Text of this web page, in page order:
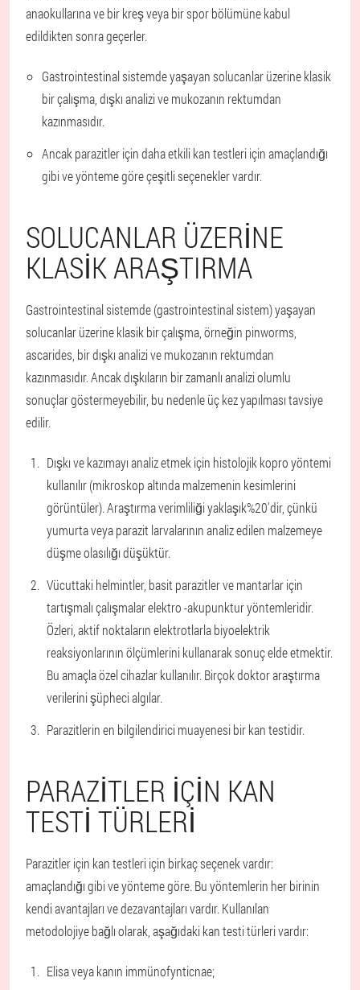
anaokullarına ve bir kreş veya bir spor bölümüne kabul
edildikten sonra geçerler.
Gastrointestinal sistemde yaşayan solucanlar üzerine klasik
bir çalışma, dışkı analizi ve mukozanın rektumdan
kazınmasıdır.
Ancak parazitler için daha etkili kan testleri için amaçlandığı
gibi ve yönteme göre çeşitli seçenekler vardır.
SOLUCANLAR ÜZERINE
KLASIK ARAŞTIRMA
Gastrointestinal sistemde (gastrointestinal sistem) yaşayan
solucanlar üzerine klasik bir çalışma, örneğin pinworms,
ascarides, bir dışkı analizi ve mukozanın rektumdan
kazınmasıdır. Ancak dışkıların bir zamanlı analizi olumlu
sonuçlar göstermeyebilir, bu nedenle üç kez yapılması tavsiye
edilir.
Dışkı ve kazımayı analiz etmek için histolojik kopro yöntemi
kullanılır (mikroskop altında malzemenin kesimlerini
görüntüler). Araştırma verimliliği yaklaşık%20'dir, çünkü
yumurta veya parazit larvalarının analiz edilen malzemeye
düşme olasılığı düşüktür.
Vücuttaki helmintler, basit parazitler ve mantarlar için
tartışmalı çalışmalar elektro -akupunktur yöntemleridir.
Özleri, aktif noktaların elektrotlarla biyoelektrik
reaksiyonlarının ölçümlerini kullanarak sonuç elde etmektir.
Bu amaçla özel cihazlar kullanılır. Birçok doktor araştırma
verilerini şüpheci algılar.
Parazitlerin en bilgilendirici muayenesi bir kan testidir.
PARAZITLER IÇIN KAN
TESTI TÜRLERI
Parazitler için kan testleri için birkaç seçenek vardır:
amaçlandığı gibi ve yönteme göre. Bu yöntemlerin her birinin
kendi avantajları ve dezavantajları vardır. Kullanılan
metodolojiye bağlı olarak, aşağıdaki kan testi türleri vardır:
Elisa veya kanın immünofynticnae;